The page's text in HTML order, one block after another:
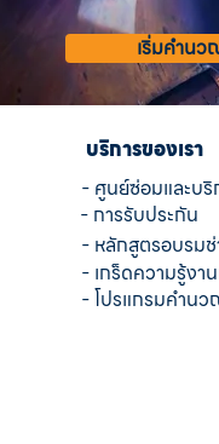
เริ่มคำนว
บริการของเรา
- ศูนย์ซ่อมและบริ
- การรับประกัน
- หลักสูตรอบรมช่
- เกร็ดความรู้งา
- โปรแกรมคำนว